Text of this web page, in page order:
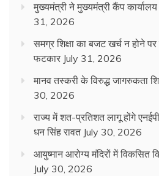
मुख्यमंत्री ने मुख्यमंत्री कैंप
31, 2026
समग्र शिक्षा का बजट खर्च न होने पर
फटकार July 31, 2026
मानव तस्करी के विरुद्ध जागरुकता
30, 2026
राज्य में शत-प्रतिशत लागू होंगे
धन सिंह रावत July 30, 2026
आयुष्मान आरोग्य मंदिरों में विकसित
July 30, 2026